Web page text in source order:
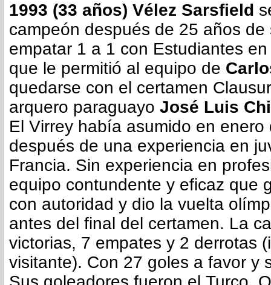
1993 (33 años) Vélez Sarsfield
campeón después de 25 años
empatar 1 a 1 con Estudiantes
que le permitió al equipo de
quedarse con el certamen
arquero paraguayo José Luis
El Virrey había asumido en enero
después de una experiencia en
Francia. Sin experiencia en
equipo contundente y eficaz que
con autoridad y dio la vuelta
antes del final del certamen. La
victorias, 7 empates y 2 derrotas
visitante). Con 27 goles a favor y